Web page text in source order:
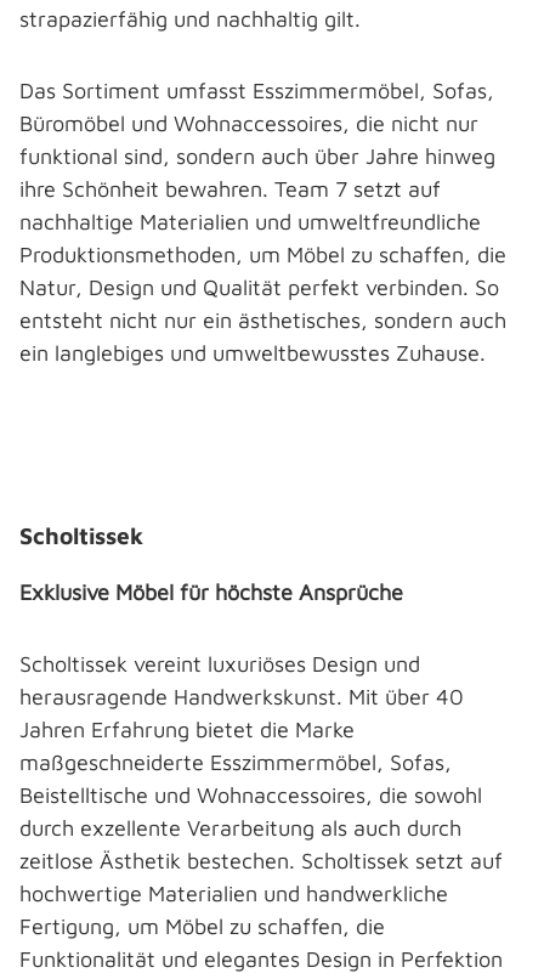
strapazierfähig und nachhaltig gilt.
Das Sortiment umfasst Esszimmermöbel, Sofas,
Büromöbel und Wohnaccessoires, die nicht nur
funktional sind, sondern auch über Jahre hinweg
ihre Schönheit bewahren. Team 7 setzt auf
nachhaltige Materialien und umweltfreundliche
Produktionsmethoden, um Möbel zu schaffen, die
Natur, Design und Qualität perfekt verbinden. So
entsteht nicht nur ein ästhetisches, sondern auch
ein langlebiges und umweltbewusstes Zuhause.
Scholtissek
Exklusive Möbel für höchste Ansprüche
Scholtissek vereint luxuriöses Design und
herausragende Handwerkskunst. Mit über 40
Jahren Erfahrung bietet die Marke
maßgeschneiderte Esszimmermöbel, Sofas,
Beistelltische und Wohnaccessoires, die sowohl
durch exzellente Verarbeitung als auch durch
zeitlose Ästhetik bestechen. Scholtissek setzt auf
hochwertige Materialien und handwerkliche
Fertigung, um Möbel zu schaffen, die
Funktionalität und elegantes Design in Perfektion